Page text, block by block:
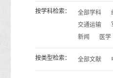
按学科检索： 全部学科
交通运输
新闻
医学
按类型检索： 全部文献